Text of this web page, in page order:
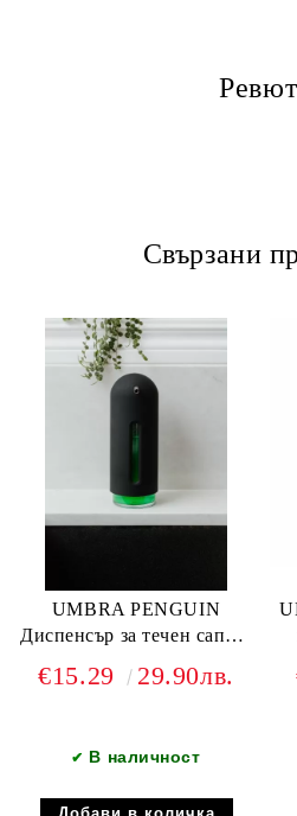
Свързани
UMBRA PENGUIN
Диспенсър за течен сапун,
€15.29 29.90лв.
✔ В наличност